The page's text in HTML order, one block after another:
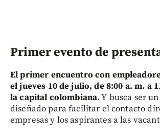
Primer evento de
El primer encuentro con
el jueves 10 de julio, de 8:00 a. m. a
la capital colombiana. Y busca ser
diseñado para facilitar el contacto
empresas y los aspirantes a las